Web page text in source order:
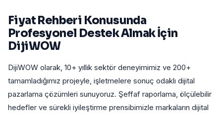
Fiyat Rehberi Konusunda
Profesyonel Destek Almak İçin
DijiWOW
DijiWOW olarak, 10+ yıllık sektör deneyimimiz ve 200+
tamamladığımız projeyle, işletmelere sonuç odaklı dijital
pazarlama çözümleri sunuyoruz. Şeffaf raporlama, ölçülebilir
hedefler ve sürekli iyileştirme prensibimizle markaların dijital